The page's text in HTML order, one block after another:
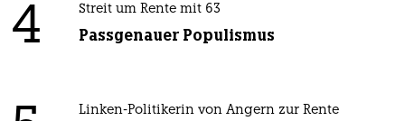
4 Streit um Rente mit 63
Passgenauer Populismus
Linken-Politikerin von Angern zur Rente